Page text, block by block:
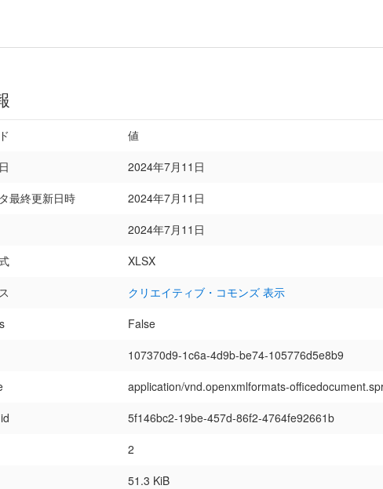
値
2024年7月11日
最終更新日時
2024年7月11日
2024年7月11日
XLSX
クリエイティブ・コモンズ 表示
False
107370d9-1c6a-4d9b-be74-105776d5e8b9
application/vnd.openxmlformats-
5f146bc2-19be-457d-86f2-4764fe92661b
2
51.3 KiB